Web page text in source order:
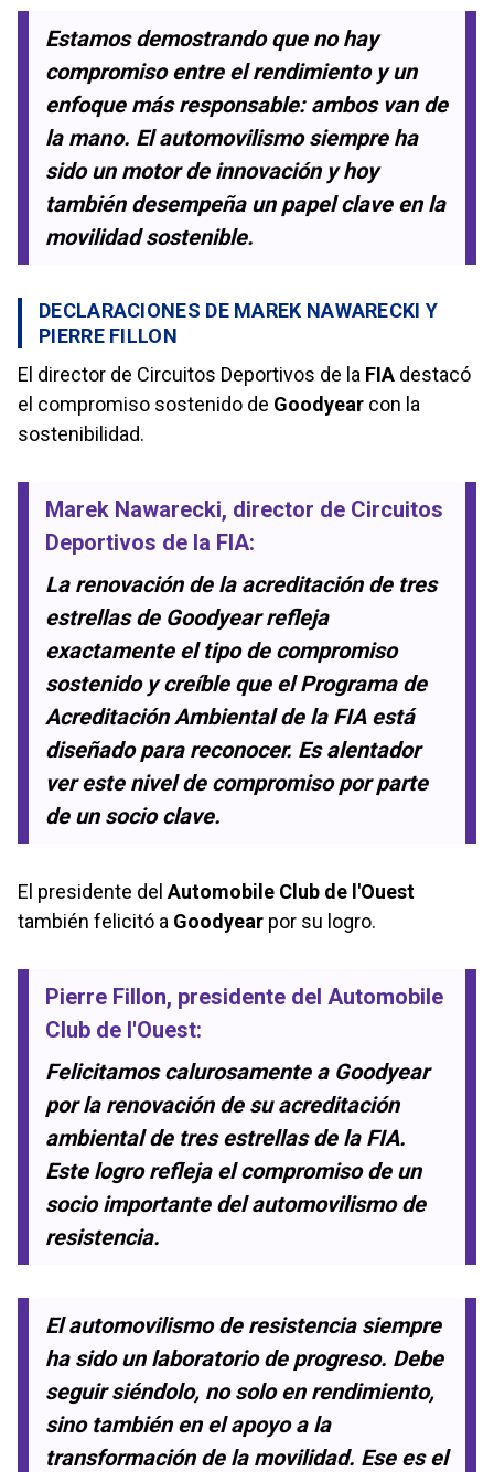
Estamos demostrando que no hay
compromiso entre el rendimiento y un
enfoque más responsable: ambos van de
la mano. El automovilismo siempre ha
sido un motor de innovación y hoy
también desempeña un papel clave en la
movilidad sostenible.
DECLARACIONES DE MAREK NAWARECKI Y
PIERRE FILLON
El director de Circuitos Deportivos de la FIA destacó
el compromiso sostenido de Goodyear con la
sostenibilidad.
Marek Nawarecki, director de Circuitos
Deportivos de la FIA:
La renovación de la acreditación de tres
estrellas de Goodyear refleja
exactamente el tipo de compromiso
sostenido y creíble que el Programa de
Acreditación Ambiental de la FIA está
diseñado para reconocer. Es alentador
ver este nivel de compromiso por parte
de un socio clave.
El presidente del Automobile Club de l'Ouest
también felicitó a Goodyear por su logro.
Pierre Fillon, presidente del Automobile
Club de l'Ouest:
Felicitamos calurosamente a Goodyear
por la renovación de su acreditación
ambiental de tres estrellas de la FIA.
Este logro refleja el compromiso de un
socio importante del automovilismo de
resistencia.
El automovilismo de resistencia siempre
ha sido un laboratorio de progreso. Debe
seguir siéndolo, no solo en rendimiento,
sino también en el apoyo a la
transformación de la movilidad. Ese es el